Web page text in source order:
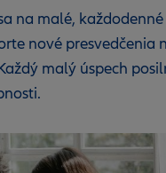
na malé, každodenné
nové presvedčenia
malý úspech